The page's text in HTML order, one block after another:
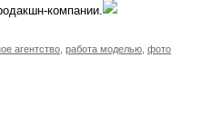
компании.
агентство работа моделью фото